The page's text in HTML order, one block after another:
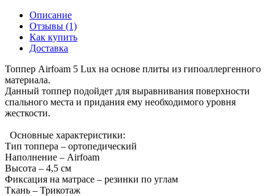
Описание
Отзывы (1)
Как купить
Доставка
Топпер Airfoam 5 Lux на основе плиты из гипоаллергенного
материала.
Данный топпер подойдет для выравнивания поверхности
спального места и придания ему необходимого уровня
жесткости.
Основные характеристики:
Тип топпера – ортопедический
Наполнение – Airfoam
Высота – 4,5 см
Фиксация на матрасе – резинки по углам
Ткань – Трикотаж